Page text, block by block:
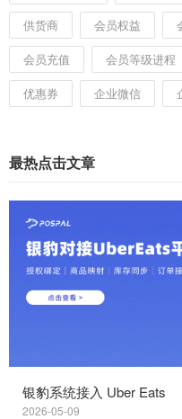
供货商
会员权益
会员充值
会员等级进程
优惠券
企业微信
最热点击文章
银豹系统接入 Uber Eats
2026-05-09